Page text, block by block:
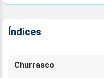
Índices
Churrasco